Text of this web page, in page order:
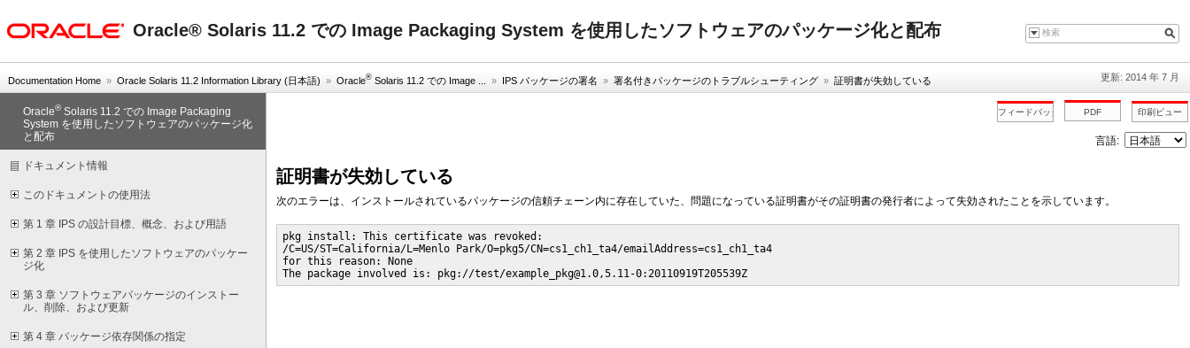
Oracle® Solaris 11.2 での Image Packaging System を使用したソフトウェアのパッケージ化と配布
Documentation Home » Oracle Solaris 11.2 Information Library (日本語) » Oracle® Solaris 11.2 での Image ... » IPS パッケージの署名 » 署名付きパッケージのトラブルシューティング » 証明書が失効している 更新: 2014 年 7 月
Oracle®Solaris 11.2 での Image Packaging
System を使用したソフトウェアのパッケージ化
と配布
ドキュメント情報
このドキュメントの使用法
第 1 章 IPS の設計目標、概念、および用語
第 2 章 IPS を使用したソフトウェアのパッケー
ジ化
第 3 章 ソフトウェアパッケージのインストー
ル、削除、および更新
第 4 章 パッケージ依存関係の指定
言語:
証明書が失効している
次のエラーは、インストールされているパッケージの信頼チェーン内に存在していた、問題になっている証明書がその証明書の発行者によって失効されたことを示しています。
pkg install: This certificate was revoked:
/C=US/ST=California/L=Menlo Park/O=pkg5/CN=cs1_ch1_ta4/emailAddress=cs1_ch1_ta4
for this reason: None
The package involved is: pkg://test/example_pkg@1.0,5.11-0:20110919T205539Z